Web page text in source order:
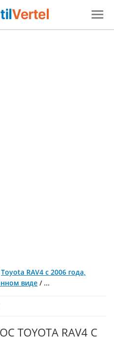
Toyota RAV4 с 2006 года,
виде / ...
TOYOTA RAV4 С